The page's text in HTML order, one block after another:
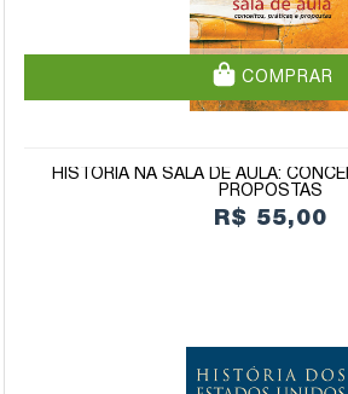
COMPRAR
HISTÓRIA NA SALA DE AULA:
PROPOSTAS
R$ 55,00